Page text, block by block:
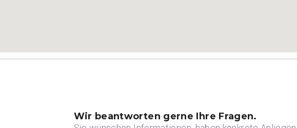
Wir beantworten gerne Ihre Fragen.